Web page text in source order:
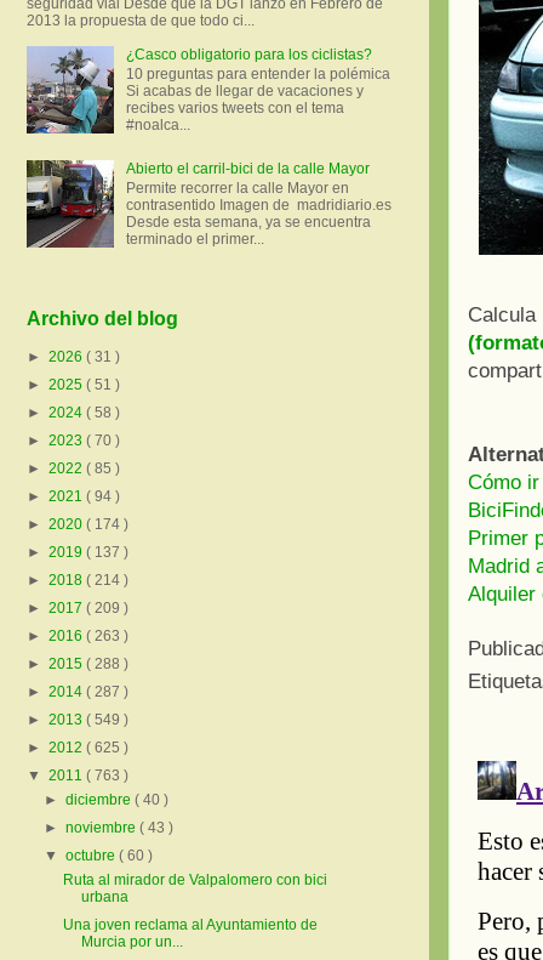
Cómo
Primer
Madrid
Alquiler
2013 la propuesta de que todo ci...
¿Casco obligatorio para los ciclistas?
10 preguntas para entender la polémica
Si acabas de llegar de vacaciones y
recibes varios tweets con el tema
#noalca...
Abierto el carril-bici de la calle Mayor
Permite recorrer la calle Mayor en
contrasentido Imagen de madridiario.es
Desde esta semana, ya se encuentra
terminado el primer...
Archivo del blog
► 2026 ( 31 )
► 2025 ( 51 )
► 2024 ( 58 )
► 2023 ( 70 )
► 2022 ( 85 )
► 2021 ( 94 )
► 2020 ( 174 )
► 2019 ( 137 )
► 2018 ( 214 )
► 2017 ( 209 )
► 2016 ( 263 )
► 2015 ( 288 )
► 2014 ( 287 )
► 2013 ( 549 )
► 2012 ( 625 )
▼ 2011 ( 763 )
►diciembre( 40 )
►noviembre( 43 )
▼octubre( 60 )
Ruta al mirador de Valpalomero con bici
urbana
Una joven reclama al Ayuntamiento de
Murcia por un...